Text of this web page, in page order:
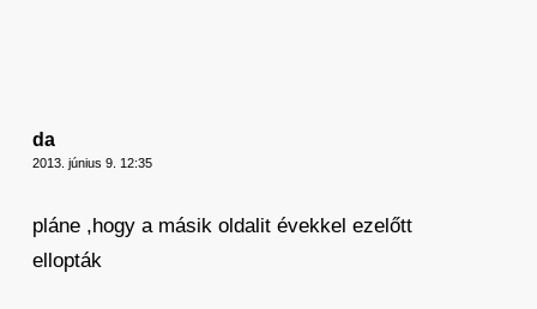
da
2013. június 9. 12:35
pláne ,hogy a másik oldalit évekkel ezelőtt
ellopták